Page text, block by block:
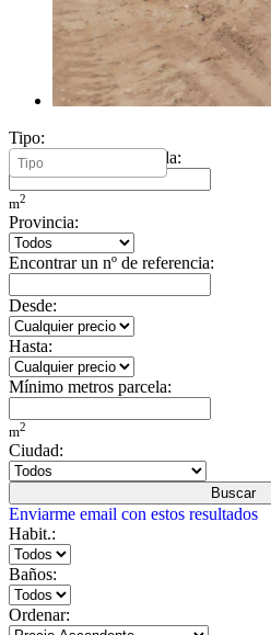
Tipo:
Mínimo metros vivienda:
m2
Provincia:
Encontrar un nº de referencia:
Desde:
Hasta:
Mínimo metros parcela:
m2
Ciudad:
Buscar
Enviarme email con estos resultados
Habit.:
Baños:
Ordenar: